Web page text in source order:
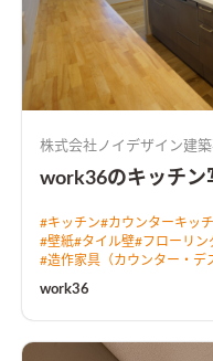
株式会社ノイデザイン建
work36のキッチン
#キッチン#カウンターキッ
#壁紙#タイル壁#フローリン
#造作家具（カウンター・デ
work36